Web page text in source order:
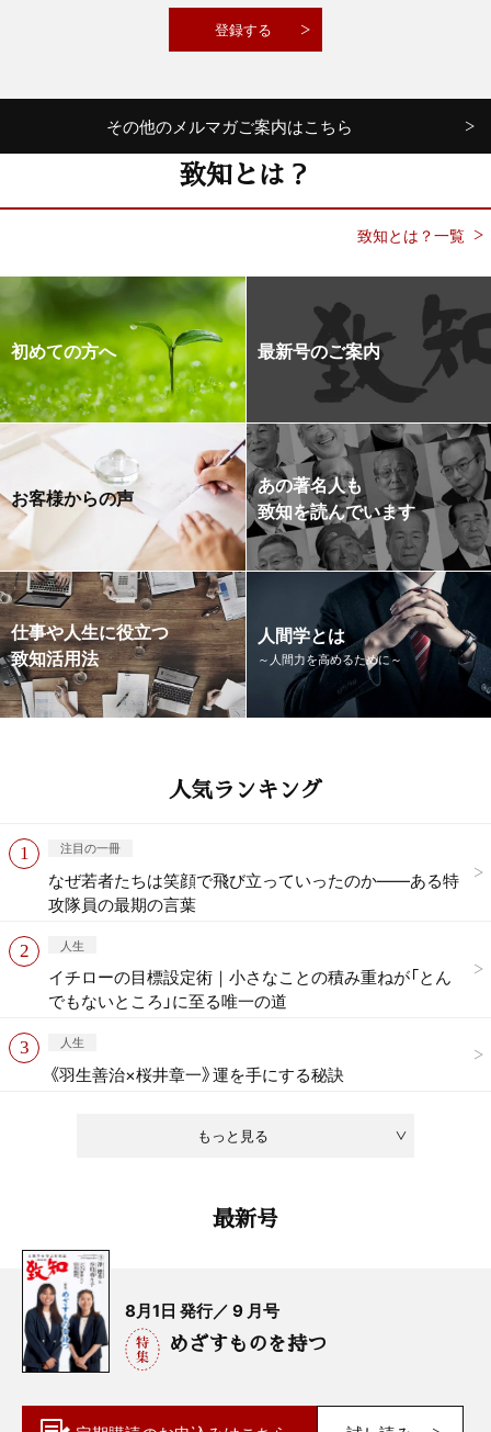
その他のメルマガご案内はこちら
致知とは？
致知とは？一覧
初めての方へ 最新号のご案内
お客様からの声
あの著名人も
致知を読んでいます
仕事や人生に役立つ
致知活用法
人間学とは
～人間力を高めるために～
人気ランキング
もっと見る
注目の一冊
なぜ若者たちは笑顔で飛び立っていったのか——ある特
攻隊員の最期の言葉
人生
イチローの目標設定術｜小さなことの積み重ねが「とん
でもないところ」に至る唯一の道
人生
《羽生善治×桜井章一》運を手にする秘訣
最新号
8月1日 発行／ 9 月号
めざすものを持つ